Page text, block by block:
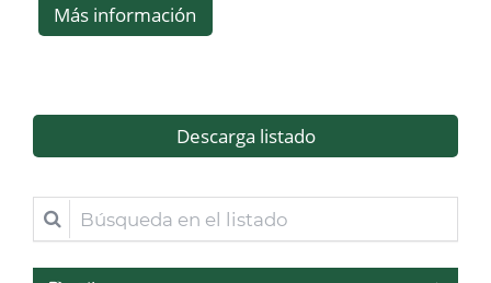
Más información
Descarga listado
Búsqueda
en
el